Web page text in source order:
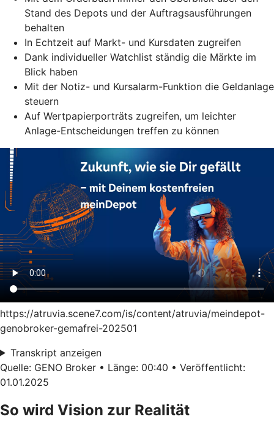
Stand des Depots und der Auftragsausführungen
behalten
In Echtzeit auf Markt- und Kursdaten zugreifen
Dank individueller Watchlist ständig die Märkte im
Blick haben
Mit der Notiz- und Kursalarm-Funktion die Geldanlage
steuern
Auf Wertpapierporträts zugreifen, um leichter
Anlage-Entscheidungen treffen zu können
https://atruvia.scene7.com/is/content/atruvia/meindepot-
genobroker-gemafrei-202501
Transkript anzeigen
Quelle: GENO Broker • Länge: 00:40 • Veröffentlicht:
01.01.2025
So wird Vision zur Realität